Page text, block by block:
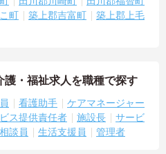
町 築上郡吉富町
築上郡上毛
護・福祉求人を職種で探す
看護助手
ケアマネージャー
ス提供責任者 施設長
サービ
談員 生活支援員 管理者